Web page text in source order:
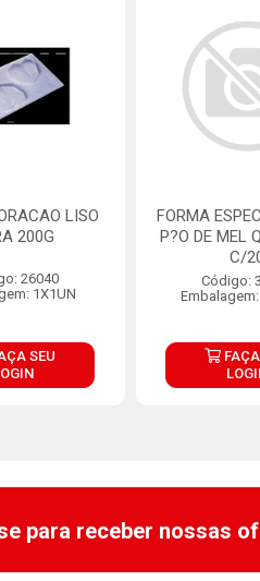
LISO
200G
26040
1X1UN
SEU
FORMA
P?O DE MEL
C/
Código:
para receber nossas